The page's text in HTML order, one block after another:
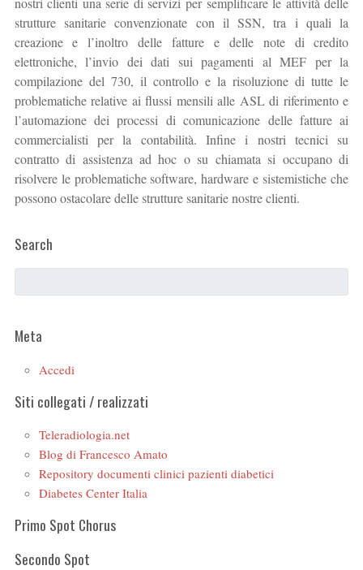
strutture sanitarie convenzionate con il SSN, tra i quali la
creazione e l’inoltro delle fatture e delle note di credito
elettroniche, l’invio dei dati sui pagamenti al MEF per la
compilazione del 730, il controllo e la risoluzione di tutte le
problematiche relative ai flussi mensili alle ASL di riferimento e
l’automazione dei processi di comunicazione delle fatture ai
commercialisti per la contabilità. Infine i nostri tecnici su
contratto di assistenza ad hoc o su chiamata si occupano di
risolvere le problematiche software, hardware e sistemistiche che
possono ostacolare delle strutture sanitarie nostre clienti.
Search
Meta
Accedi
Siti collegati / realizzati
Teleradiologia.net
Blog di Francesco Amato
Repository documenti clinici pazienti diabetici
Diabetes Center Italia
Primo Spot Chorus
Secondo Spot